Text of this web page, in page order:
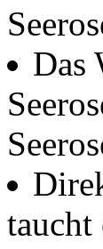
Das
taucht